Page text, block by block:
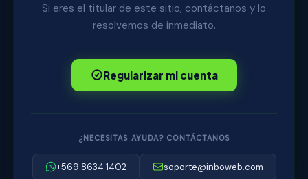
Si eres el titular de este sitio, contáctanos y lo
resolvemos de inmediato.
Regularizar mi cuenta
¿NECESITAS AYUDA? CONTÁCTANOS
+569 8634 1402 soporte@inboweb.com